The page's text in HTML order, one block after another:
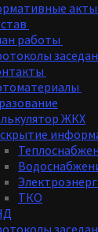
акты
работы
ЖКХ
ТКО